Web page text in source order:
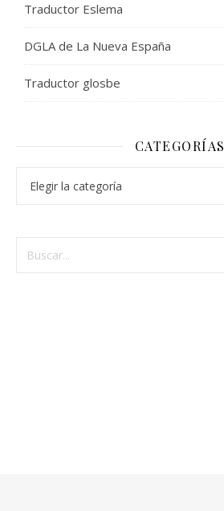
Traductor Eslema
DGLA de La Nueva España
Traductor glosbe
CATEGORÍAS